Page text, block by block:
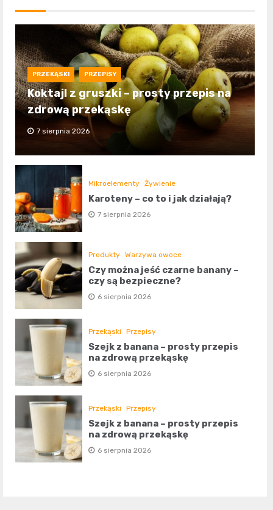
PRZEKĄSKI PRZEPISY
Koktajl z gruszki – prosty przepis na
zdrową przekąskę
7 sierpnia 2026
Mikroelementy Żywienie
Karoteny – co to i jak działają?
7 sierpnia 2026
Produkty Warzywa owoce
Czy można jeść czarne banany –
czy są bezpieczne?
6 sierpnia 2026
Przekąski Przepisy
Szejk z banana – prosty przepis
na zdrową przekąskę
6 sierpnia 2026
Przekąski Przepisy
Szejk z banana – prosty przepis
na zdrową przekąskę
6 sierpnia 2026